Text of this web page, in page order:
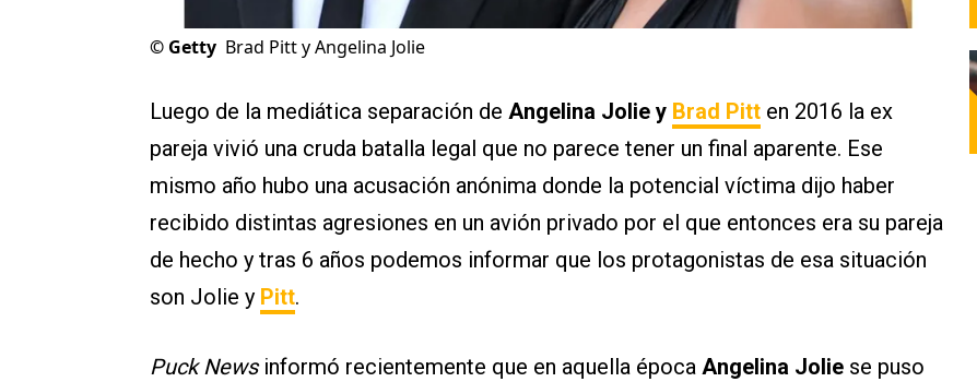
© Getty Brad Pitt y Angelina Jolie
Luego de la mediática separación de Angelina Jolie y Brad Pitt en 2016 la ex
pareja vivió una cruda batalla legal que no parece tener un final aparente. Ese
mismo año hubo una acusación anónima donde la potencial víctima dijo haber
recibido distintas agresiones en un avión privado por el que entonces era su pareja
de hecho y tras 6 años podemos informar que los protagonistas de esa situación
son Jolie y Pitt.
Puck Newsinformó recientemente que en aquella época Angelina Jolie se puso